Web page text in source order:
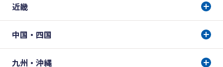
近畿
中国・四国
九州・沖縄